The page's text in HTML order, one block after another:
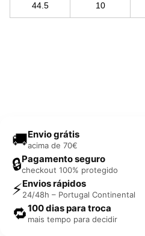
44.5 10
🚚Envio grátis
acima de 70€
🔒Pagamento seguro
checkout 100% protegido
⚡Envios rápidos
24/48h – Portugal Continental
🔁100 dias para troca
mais tempo para decidir